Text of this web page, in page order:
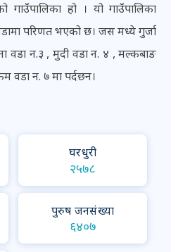
गाउँपालिका हो । यो गाउँपालिका
परिणत भएको छ। जस मध्ये गुर्जा
वडा न.३ , मुदी वडा न. ४ , मल्कबाङ
वडा न. ७ मा पर्दछन।
घरधुरी
२५७८
पुरुष जनसंख्या
६४०७